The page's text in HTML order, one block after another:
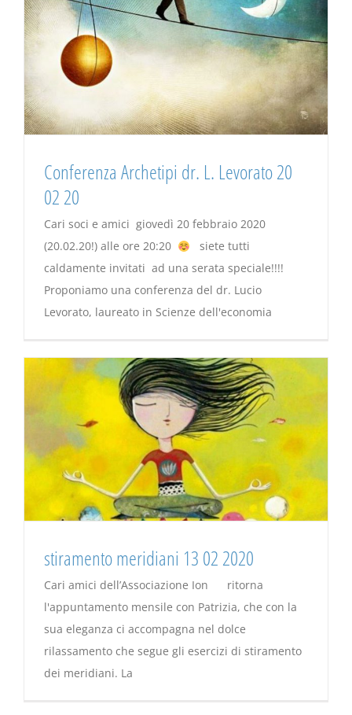
Conferenza Archetipi dr. L. Levorato 20
02 20
Cari soci e amici giovedì 20 febbraio 2020
(20.02.20!) alle ore 20:20
siete tutti
caldamente invitati ad una serata speciale!!!!
Proponiamo una conferenza del dr. Lucio
Levorato, laureato in Scienze dell'economia
stiramento meridiani 13 02 2020
Cari amici dell’Associazione Ion ritorna
l'appuntamento mensile con Patrizia, che con la
sua eleganza ci accompagna nel dolce
rilassamento che segue gli esercizi di stiramento
dei meridiani. La